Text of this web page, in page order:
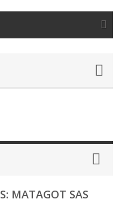
MATAGOT SAS